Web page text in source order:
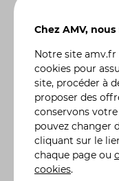
technologie et
Nine-T mise
plaisir de
simple et
aventuriers en
Quelle
Pour choisir
est primordial
garanties et les
Chez AMV,
Notre site amv.fr
cookies pour
site, procéder à
proposer des
conservons
pouvez changer
cliquant sur le
chaque page ou
cookies.